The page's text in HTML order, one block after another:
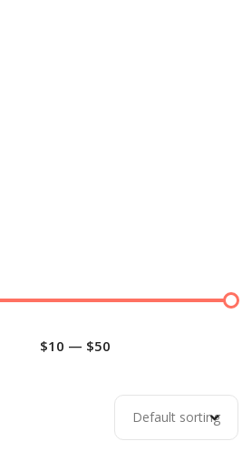
$10 — $50
Default sorting